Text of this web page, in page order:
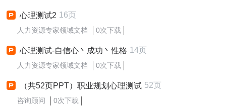
心理测试2 16页
人力资源专家领域文档 0次下载
心理测试-自信心丶成功丶性格 14页
人力资源专家领域文档 0次下载
（共52页PPT）职业规划心理测试 52页
咨询顾问 0次下载